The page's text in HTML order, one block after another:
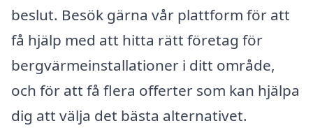
beslut. Besök gärna vår plattform för att
få hjälp med att hitta rätt företag för
bergvärmeinstallationer i ditt område,
och för att få flera offerter som kan hjälpa
dig att välja det bästa alternativet.